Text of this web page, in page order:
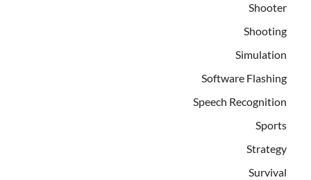
Shooter
Shooting
Simulation
Software Flashing
Speech Recognition
Sports
Strategy
Survival